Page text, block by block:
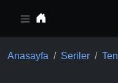
Anasayfa Seriler